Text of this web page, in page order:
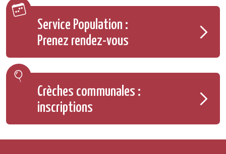
Service Population :
Prenez rendez-vous
Crèches communales :
inscriptions